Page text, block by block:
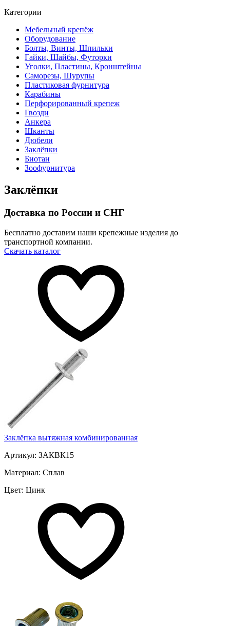
Категории
Мебельный крепёж
Оборудование
Болты, Винты, Шпильки
Гайки, Шайбы, Футорки
Уголки, Пластины, Кронштейны
Саморезы, Шурупы
Пластиковая фурнитура
Карабины
Перфорированный крепеж
Гвозди
Анкера
Шканты
Дюбели
Заклёпки
Биотан
Зоофурнитура
Заклёпки
Доставка по России и СНГ
Бесплатно доставим наши крепежные изделия до
транспортной компании.
Скачать каталог
Заклёпка вытяжная комбинированная
Артикул: ЗАКВК15
Материал: Сплав
Цвет: Цинк